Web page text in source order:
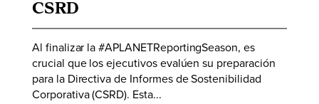
CSRD
Al finalizar la #APLANETReportingSeason, es
crucial que los ejecutivos evalúen su preparación
para la Directiva de Informes de Sostenibilidad
Corporativa (CSRD). Esta...